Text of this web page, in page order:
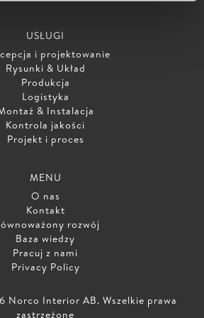
USŁUGI
i projektowanie
Rysunki & Układ
Produkcja
Logistyka
& Instalacja
Kontrola jakości
Projekt i proces
MENU
O nas
Kontakt
rozwój
Baza wiedzy
Pracuj z nami
Privacy Policy
Interior AB. Wszelkie prawa
zastrzeżone